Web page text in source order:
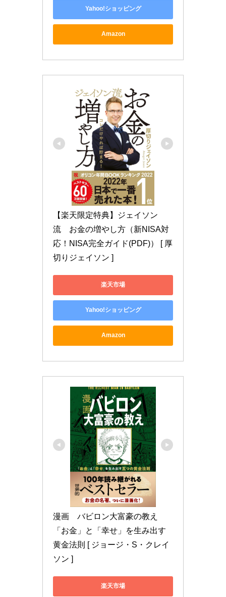
Yahoo!ショッピング
Amazon
【楽天限定特典】ジェイソン
流　お金の増やし方（新NISA対
応！NISA完全ガイド(PDF)） [ 厚
切りジェイソン ]
楽天市場
Yahoo!ショッピング
Amazon
漫画　バビロン大富豪の教え
「お金」と「幸せ」を生み出す
黄金法則 [ ジョージ・S・クレイ
ソン ]
楽天市場